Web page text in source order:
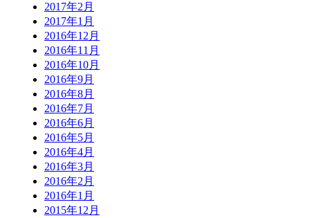
2017年2月
2017年1月
2016年12月
2016年11月
2016年10月
2016年9月
2016年8月
2016年7月
2016年6月
2016年5月
2016年4月
2016年3月
2016年2月
2016年1月
2015年12月